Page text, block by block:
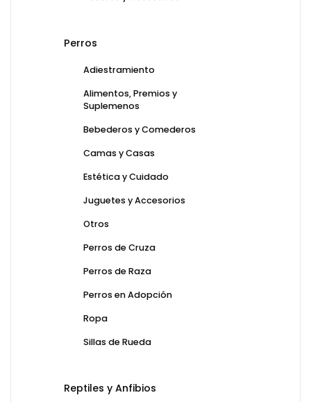
Perros
Adiestramiento
Alimentos, Premios y
Suplemenos
Bebederos y Comederos
Camas y Casas
Estética y Cuidado
Juguetes y Accesorios
Otros
Perros de Cruza
Perros de Raza
Perros en Adopción
Ropa
Sillas de Rueda
Reptiles y Anfibios